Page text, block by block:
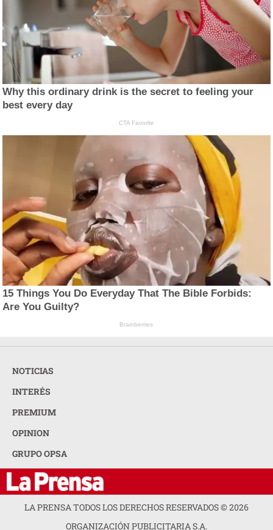
Why this ordinary drink is the secret to feeling your
best every day
CTA Favorite
15 Things You Do Everyday That The Bible Forbids:
Are You Guilty?
Brainberries
NOTICIAS
INTERÉS
PREMIUM
OPINION
GRUPO OPSA
LA PRENSA TODOS LOS DERECHOS RESERVADOS ©2026
ORGANIZACIÓN PUBLICITARIA S.A.